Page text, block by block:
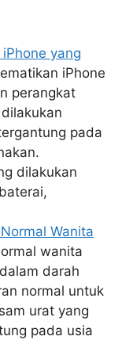
yang
iPhone
perangkat
pada
dilakukan
Wanita
wanita
darah
normal untuk
urat yang
pada usia